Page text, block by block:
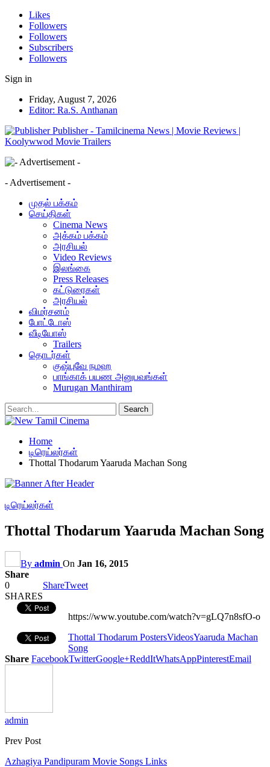
Likes
Followers
Followers
Subscribers
Followers
Sign in
Friday, August 7, 2026
Editor: Ra.S. Anthanan
Publisher - Tamilcinema News | Movie Reviews |
Koolywwod Movie Trailers
- Advertisement -
முதல் பக்கம்
செய்திகள்
Cinema News
அக்கம் பக்கம்
அரசியல்
Video Reviews
இலங்கை
Press Releases
கட்டுரைகள்
அரசியல்
விமர்சனம்
போட்டோஸ்
வீடியோஸ்
Trailers
தொடர்கள்
குஷ்புவே நமஹ
பாங்காக் பயண அனுபவங்கள்
Murugan Manthiram
Home
டிரெய்லர்கள்
Thottal Thodarum Yaaruda Machan Song
டிரெய்லர்கள்
Thottal Thodarum Yaaruda Machan Song
By admin On Jan 16, 2015
Share
0
SHARES
ShareTweet
https://www.youtube.com/watch?v=gLQ7n8sfO-o
Thottal Thodarum PostersVideosYaaruda Machan
Song
Share FacebookTwitterGoogle+ReddItWhatsAppPinterestEmail
admin
Prev Post
Azhagiya Pandipuram Movie Songs Links